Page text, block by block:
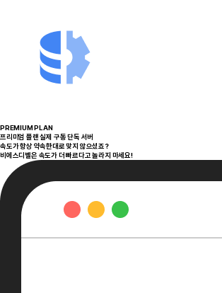
PREMIUM PLAN
프리미엄 플랜 실제 구동 단독 서버
속도가 항상 약속한대로 맞지 않으셨죠?
비에스디벨은 속도가 더 빠르다고 놀라지 마세요!